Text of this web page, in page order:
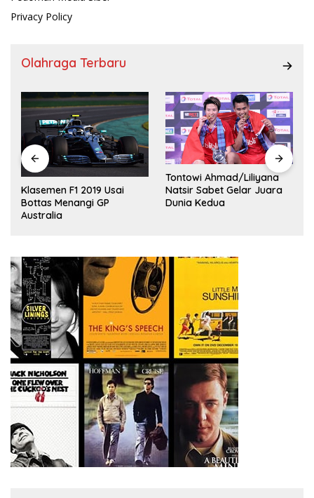
Privacy Policy
Olahraga Terbaru
Klasemen F1 2019 Usai
Bottas Menangi GP
Australia
Tontowi Ahmad/Liliyana
Natsir Sabet Gelar Juara
Dunia Kedua